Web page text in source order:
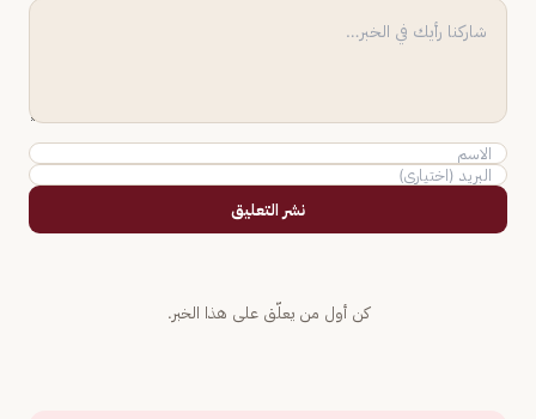
نشر التعليق
كن أول من يعلّق على هذا الخبر.